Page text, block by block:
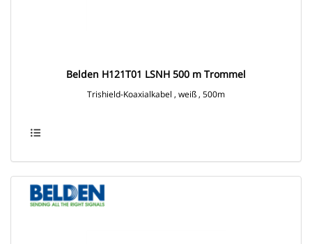
Belden H121T01 LSNH 500 m Trommel
Trishield-Koaxialkabel , weiß , 500m